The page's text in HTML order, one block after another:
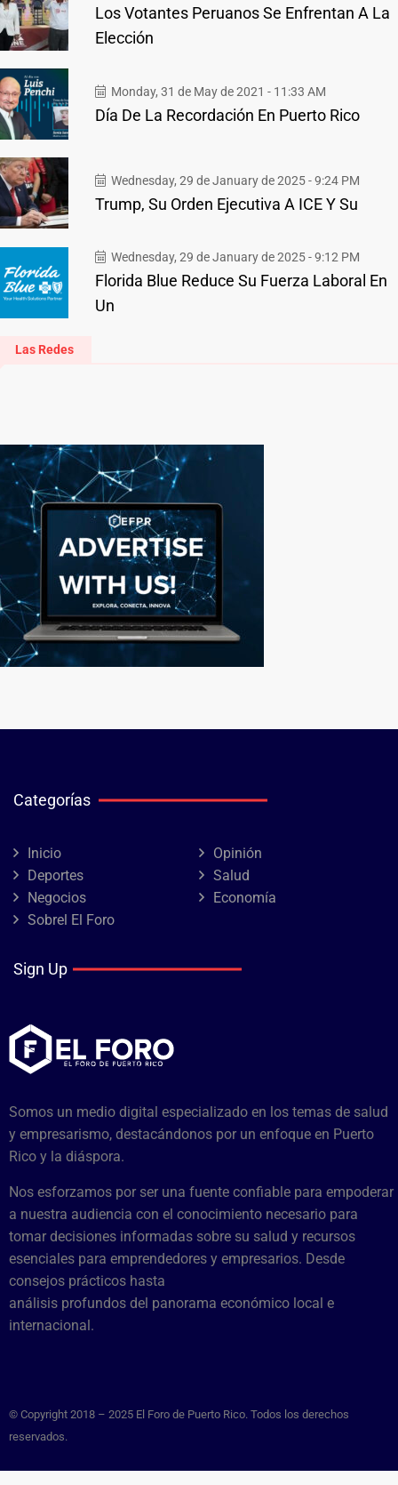
Los Votantes Peruanos Se Enfrentan A La
Elección
Monday, 31 de May de 2021 - 11:33 AM
Día De La Recordación En Puerto Rico
Wednesday, 29 de January de 2025 - 9:24 PM
Trump, Su Orden Ejecutiva A ICE Y Su
Wednesday, 29 de January de 2025 - 9:12 PM
Florida Blue Reduce Su Fuerza Laboral En
Un
Las Redes
Categorías
Inicio
Opinión
Deportes
Salud
Negocios
Economía
Sobrel El Foro
Sign Up
Somos un medio digital especializado en los temas de salud
y empresarismo, destacándonos por un enfoque en Puerto
Rico y la diáspora.
Nos esforzamos por ser una fuente confiable para empoderar
a nuestra audiencia con el conocimiento necesario para
tomar decisiones informadas sobre su salud y recursos
esenciales para emprendedores y empresarios. Desde
consejos prácticos hasta
análisis profundos del panorama económico local e
internacional.
© Copyright 2018 – 2025 El Foro de Puerto Rico. Todos los derechos
reservados.